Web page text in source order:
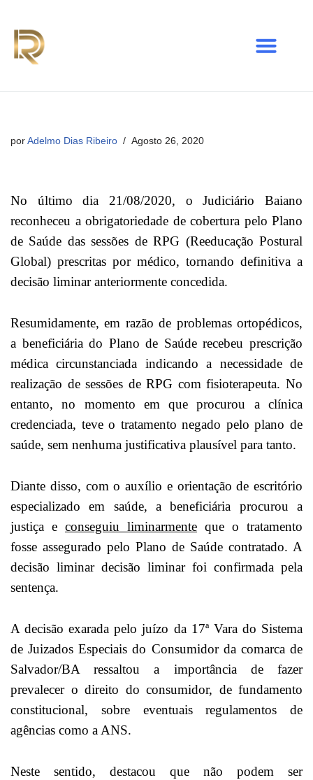
Avançar
para
por Adelmo Dias Ribeiro Agosto 26, 2020
No último dia 21/08/2020, o Judiciário Baiano
reconheceu a obrigatoriedade de cobertura pelo Plano
de Saúde das sessões de RPG (Reeducação Postural
Global) prescritas por médico, tornando definitiva a
decisão liminar anteriormente concedida.
Resumidamente, em razão de problemas ortopédicos,
a beneficiária do Plano de Saúde recebeu prescrição
médica circunstanciada indicando a necessidade de
realização de sessões de RPG com fisioterapeuta. No
entanto, no momento em que procurou a clínica
credenciada, teve o tratamento negado pelo plano de
saúde, sem nenhuma justificativa plausível para tanto.
Diante disso, com o auxílio e orientação de escritório
especializado em saúde, a beneficiária procurou a
justiça e conseguiu liminarmente que o tratamento
fosse assegurado pelo Plano de Saúde contratado. A
decisão liminar decisão liminar foi confirmada pela
sentença.
A decisão exarada pelo juízo da 17ª Vara do Sistema
de Juizados Especiais do Consumidor da comarca de
Salvador/BA ressaltou a importância de fazer
prevalecer o direito do consumidor, de fundamento
constitucional, sobre eventuais regulamentos de
agências como a ANS.
Neste sentido, destacou que não podem ser